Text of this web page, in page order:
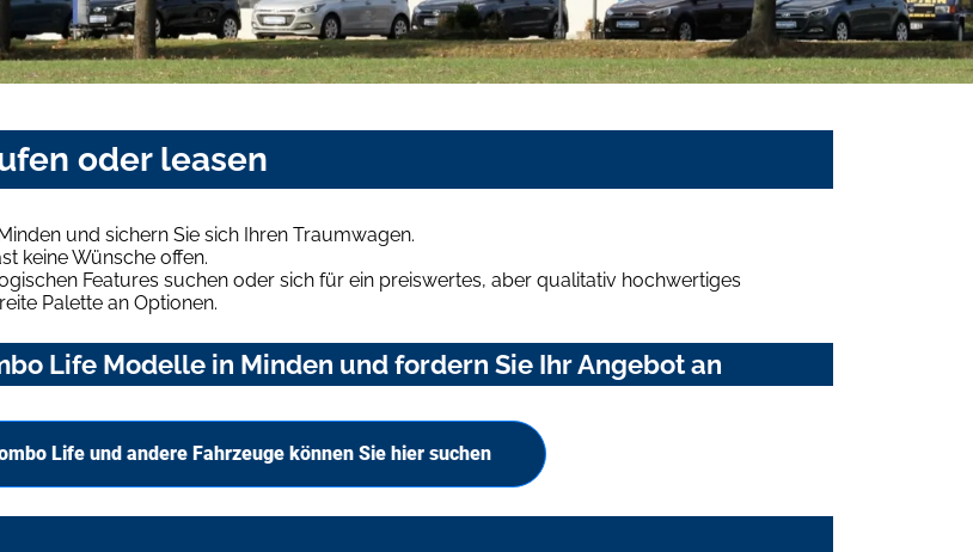
oder leasen
und sichern Sie sich Ihren Traumwagen.
keine Wünsche offen.
Features suchen oder sich für ein preiswertes, aber qualitativ hochwertiges
Palette an Optionen.
Life Modelle in Minden und fordern Sie Ihr Angebot an
Life und andere Fahrzeuge können Sie hier suchen